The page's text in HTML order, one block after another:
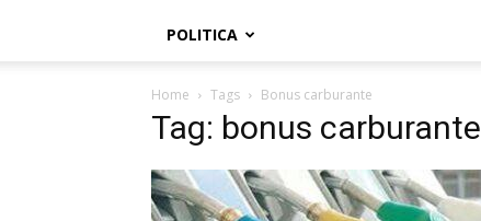
POLITICA
Home Tags Bonus carburante
Tag: bonus carburante